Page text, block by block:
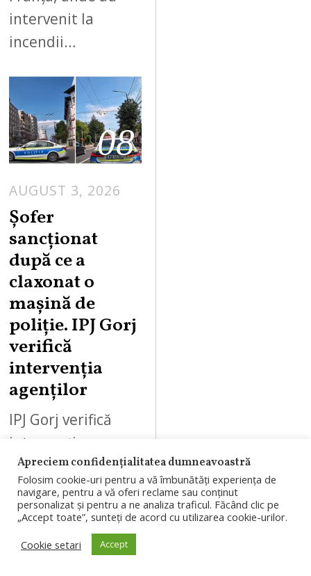
intervenit la
incendii…
08
AUGUST 3, 2026
Șofer
sancționat
după ce a
claxonat o
mașină de
poliție. IPJ Gorj
verifică
intervenția
agenților
IPJ Gorj verifică
intervenția unor
polițiști din Târgu
Jiu, după ce un
șofer a susținut că
a fost oprit și
Apreciem confidențialitatea dumneavoastră
Folosim cookie-uri pentru a vă îmbunătăți experiența de
navigare, pentru a vă oferi reclame sau conținut
personalizat și pentru a ne analiza traficul. Făcând clic pe
„Accept toate”, sunteți de acord cu utilizarea cookie-urilor.
Cookie setari
Accept